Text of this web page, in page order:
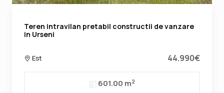
Teren intravilan pretabil constructii de vanzare
in Urseni
Est 44.990€
601.00 m2